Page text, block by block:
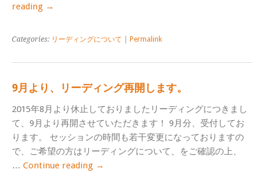
reading →
Categories: リーディングについて Permalink
9月より、リーディング再開します。
2015年8月より休止しておりましたリーディングにつきまし
て、9月より再開させていただきます！ 9月分、受付してお
ります。 セッションの時間も若干変更になっておりますの
で、ご希望の方はリーディングについて、をご確認の上、
… Continue reading →